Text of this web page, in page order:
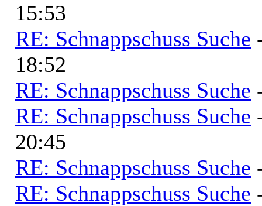
15:53
RE: Schnappschuss Suche
18:52
RE: Schnappschuss Suche
RE: Schnappschuss Suche
20:45
RE: Schnappschuss Suche
RE: Schnappschuss Suche